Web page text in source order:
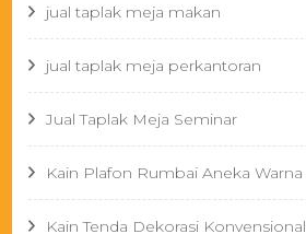
jual taplak meja makan
jual taplak meja perkantoran
Jual Taplak Meja Seminar
Kain Plafon Rumbai Aneka Warna
Kain Tenda Dekorasi Konvensional